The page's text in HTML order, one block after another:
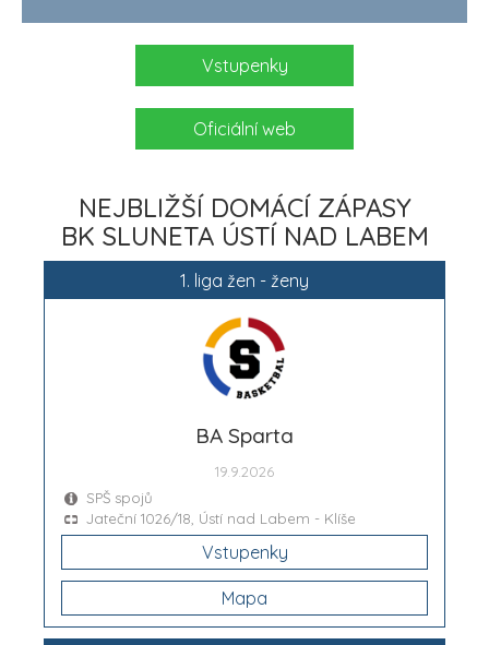
Vstupenky
Oficiální web
NEJBLIŽŠÍ DOMÁCÍ ZÁPASY
BK SLUNETA ÚSTÍ NAD LABEM
1. liga žen - ženy
BA Sparta
19.9.2026
SPŠ spojů
Jateční 1026/18, Ústí nad Labem - Klíše
Vstupenky
Mapa